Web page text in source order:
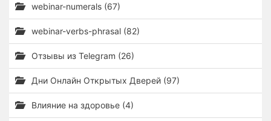
webinar-numerals (67)
webinar-verbs-phrasal (82)
Отзывы из Telegram (26)
Дни Онлайн Открытых Дверей (97)
Влияние на здоровье (4)